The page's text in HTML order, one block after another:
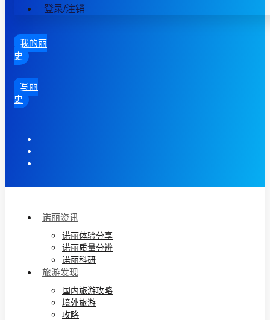
登录/注销
我的丽
史
写丽
史
诺丽资讯
诺丽体验分享
诺丽质量分辨
诺丽科研
旅游发现
国内旅游攻略
境外旅游
攻略